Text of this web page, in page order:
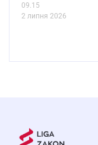
09.15
2 липня 2026